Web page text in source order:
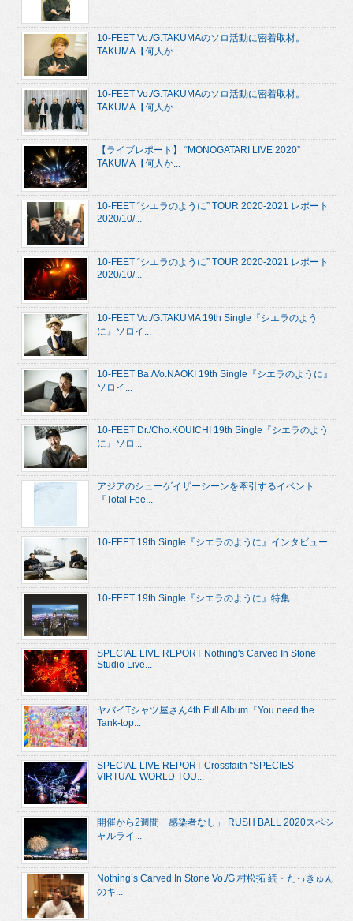
10-FEET Vo./G.TAKUMAのソロ活動に密着取材。
TAKUMA【何人か...
10-FEET Vo./G.TAKUMAのソロ活動に密着取材。
TAKUMA【何人か...
【ライブレポート】 “MONOGATARI LIVE 2020”
TAKUMA【何人か...
10-FEET “シエラのように” TOUR 2020-2021 レポート
2020/10/...
10-FEET “シエラのように” TOUR 2020-2021 レポート
2020/10/...
10-FEET Vo./G.TAKUMA 19th Single『シエラのよう
に』ソロイ...
10-FEET Ba./Vo.NAOKI 19th Single『シエラのように』
ソロイ...
10-FEET Dr./Cho.KOUICHI 19th Single『シエラのよう
に』ソロ...
アジアのシューゲイザーシーンを牽引するイベント
『Total Fee...
10-FEET 19th Single『シエラのように』インタビュー
10-FEET 19th Single『シエラのように』特集
SPECIAL LIVE REPORT Nothing's Carved In Stone
Studio Live...
ヤバイTシャツ屋さん4th Full Album『You need the
Tank-top...
SPECIAL LIVE REPORT Crossfaith “SPECIES
VIRTUAL WORLD TOU...
開催から2週間「感染者なし」 RUSH BALL 2020スペシ
ャルライ...
Nothing’s Carved In Stone Vo./G.村松拓 続・たっきゅん
のキ...